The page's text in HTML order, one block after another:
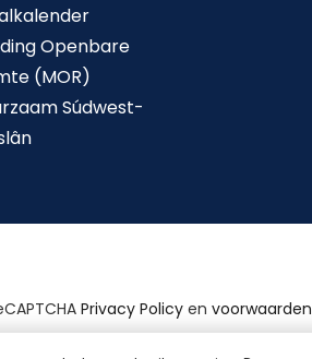
Openbare
(MOR)
Súdwest-
Privacy Policyen voorwaarden